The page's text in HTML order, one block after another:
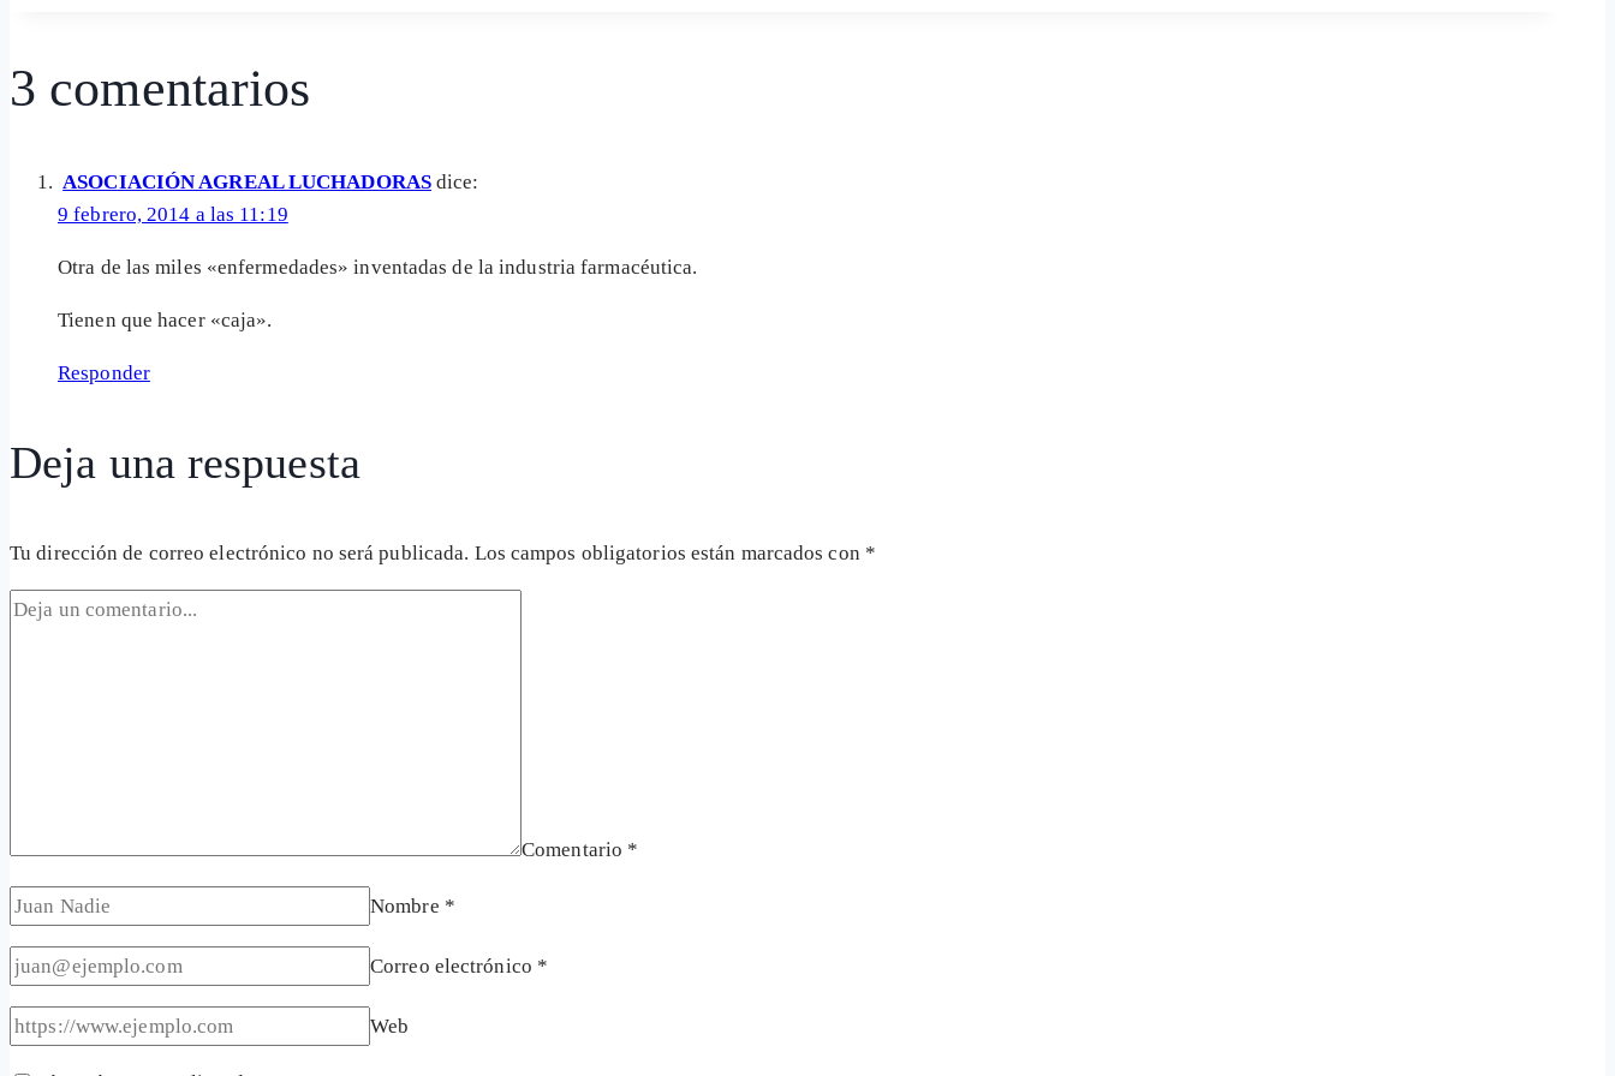
3 comentarios
ASOCIACIÓN AGREAL LUCHADORAS dice:
9 febrero, 2014 a las 11:19
Otra de las miles «enfermedades» inventadas de la industria farmacéutica.
Tienen que hacer «caja».
Responder
Deja una respuesta
Tu dirección de correo electrónico no será publicada. Los campos obligatorios están marcados con *
Comentario *
Nombre *
Correo electrónico *
Web